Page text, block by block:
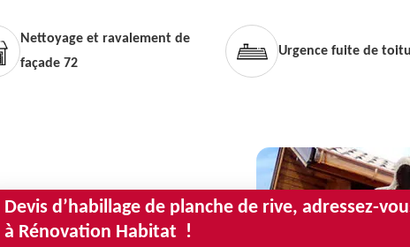
Nettoyage et ravalement de
façade 72
Urgence fuite de
Devis d’habillage de planche de rive, adressez-
à Rénovation Habitat !